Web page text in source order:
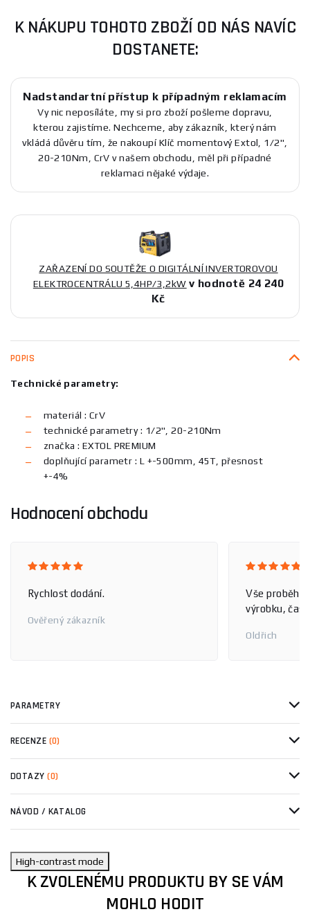
K NÁKUPU TOHOTO ZBOŽÍ OD NÁS NAVÍC
DOSTANETE:
Nadstandartní přístup k případným reklamacím
Vy nic neposíláte, my si pro zboží pošleme dopravu,
kterou zajistíme. Nechceme, aby zákazník, který nám
vkládá důvěru tím, že nakoupí Klíč momentový Extol, 1/2",
20-210Nm, CrV v našem obchodu, měl při případné
reklamaci nějaké výdaje.
ZAŘAZENÍ DO SOUTĚŽE O DIGITÁLNÍ INVERTOROVOU
ELEKTROCENTRÁLU 5,4HP/3,2kW v hodnotě 24 240
Kč
POPIS
Technické parametry:
materiál : CrV
technické parametry : 1/2", 20-210Nm
značka : EXTOL PREMIUM
doplňující parametr : L +-500mm, 45T, přesnost
+-4%
Hodnocení obchodu
Rychlost dodání.
Ověřený zákazník
Vše
výrobku, čas
Oldřich
PARAMETRY
RECENZE (0)
DOTAZY(0)
NÁVOD / KATALOG
High-contrast mode
K ZVOLENÉMU PRODUKTU BY SE VÁM
MOHLO HODIT